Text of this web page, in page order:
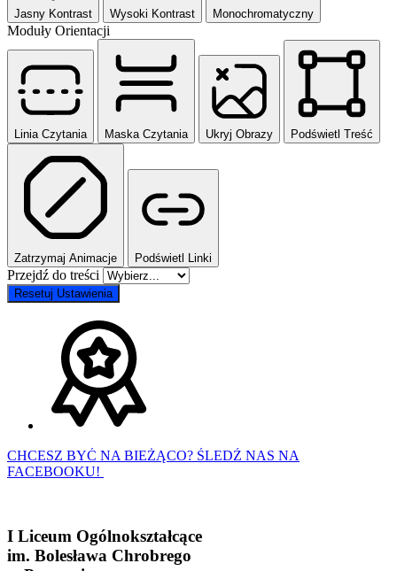
Jasny Kontrast Wysoki Kontrast Monochromatyczny
Moduły Orientacji
Linia Czytania Maska Czytania Ukryj Obrazy Podświetl Treść
Zatrzymaj Animacje Podświetl Linki
Przejdź do treści
Resetuj Ustawienia
CHCESZ BYĆ NA BIEŻĄCO? ŚLEDŹ NAS NA
FACEBOOKU!
I Liceum Ogólnokształcące
im. Bolesława Chrobrego